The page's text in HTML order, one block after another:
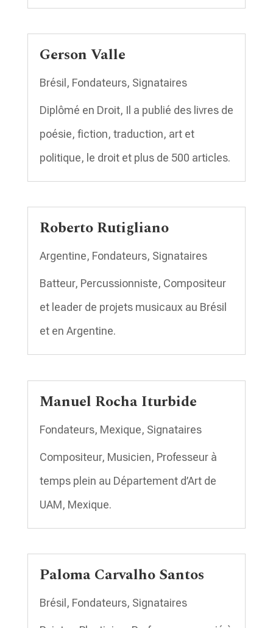
Gerson Valle
Brésil , Fondateurs, Signataires
Diplômé en Droit, Il a publié des livres de
poésie, fiction, traduction, art et
politique, le droit et plus de 500 articles.
Roberto Rutigliano
Argentine, Fondateurs, Signataires
Batteur, Percussionniste, Compositeur
et leader de projets musicaux au Brésil
et en Argentine.
Manuel Rocha Iturbide
Fondateurs, Mexique, Signataires
Compositeur, Musicien, Professeur à
temps plein au Département d’Art de
UAM, Mexique.
Paloma Carvalho Santos
Brésil, Fondateurs, Signataires